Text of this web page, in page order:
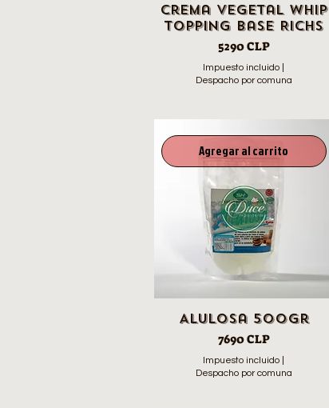
Crema vegetal whip
topping base Richs
Precio
5290 CLP
Impuesto incluido
Despacho por comuna
Agregar al carrito
Alulosa 500gr
Precio
7690 CLP
Impuesto incluido
Despacho por comuna